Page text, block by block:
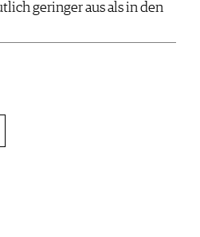
geringer aus als in den